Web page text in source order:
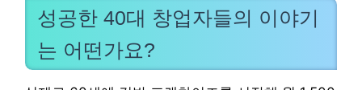
성공한 40대 창업자들의 이야기
는 어떤가요?